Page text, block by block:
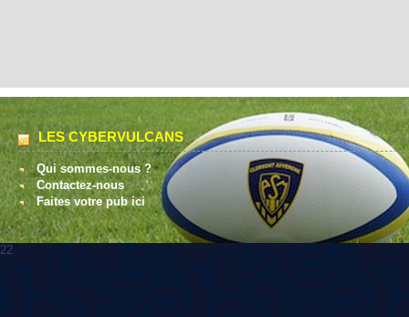
LES CYBERVULCANS
Qui sommes-nous ?
Contactez-nous
Faites votre pub ici
22